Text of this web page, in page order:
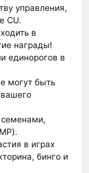
управления,
CU.
в
награды!
единорогов в
могут быть
в играх
бинго и